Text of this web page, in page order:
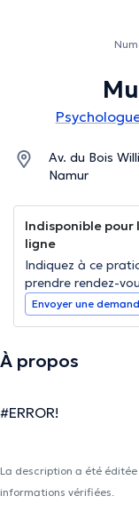
Av. du Bois
Namur
Indisponible pour
ligne
Indiquez à ce
prendre rendez-
Envoyer une
À propos
#ERROR!
La description a été
informations vérifiées.